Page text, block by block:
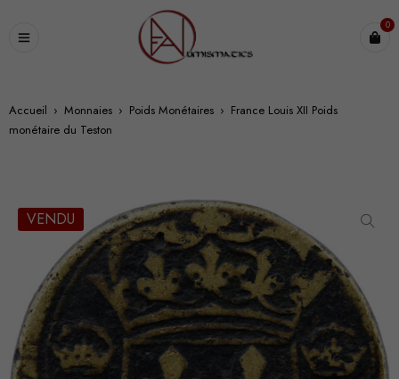
0
Accueil › Monnaies › Poids Monétaires › France Louis XII Poids
monétaire du Teston
VENDU